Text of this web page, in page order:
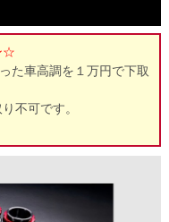
☆
た車高調を１万円で下取
不可です。